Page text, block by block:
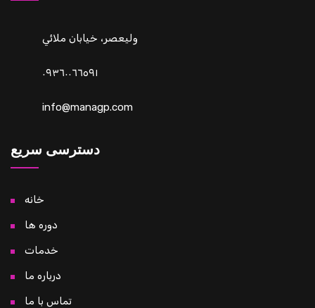
وليعصر، خيابان ملائي
٠٩٣٦٠٠٦٦٥٩١
info@managp.com
دسترسی سریع
خانه
دوره ها
خدمات
درباره ما
تماس با ما